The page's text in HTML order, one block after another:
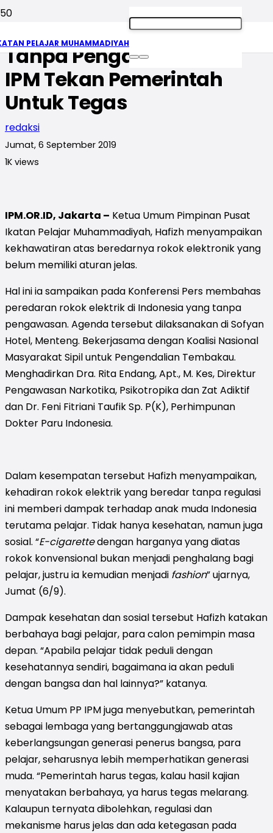
PELAJAR MUHAMMADIYAH
Rokok Elektrik Beredar
Tanpa Pengawasan, PP
IPM Tekan Pemerintah
Untuk Tegas
redaksi
Jumat, 6 September 2019
1K views
IPM.OR.ID, Jakarta – Ketua Umum Pimpinan Pusat
Ikatan Pelajar Muhammadiyah, Hafizh menyampaikan
kekhawatiran atas beredarnya rokok elektronik yang
belum memiliki aturan jelas.
Hal ini ia sampaikan pada Konferensi Pers membahas
peredaran rokok elektrik di Indonesia yang tanpa
pengawasan. Agenda tersebut dilaksanakan di Sofyan
Hotel, Menteng. Bekerjasama dengan Koalisi Nasional
Masyarakat Sipil untuk Pengendalian Tembakau.
Menghadirkan Dra. Rita Endang, Apt., M. Kes, Direktur
Pengawasan Narkotika, Psikotropika dan Zat Adiktif
dan Dr. Feni Fitriani Taufik Sp. P(K), Perhimpunan
Dokter Paru Indonesia.
Dalam kesempatan tersebut Hafizh menyampaikan,
kehadiran rokok elektrik yang beredar tanpa regulasi
ini memberi dampak terhadap anak muda Indonesia
terutama pelajar. Tidak hanya kesehatan, namun juga
sosial. “E-cigarettedengan harganya yang diatas
rokok konvensional bukan menjadi penghalang bagi
pelajar, justru ia kemudian menjadi fashion” ujarnya,
Jumat (6/9).
Dampak kesehatan dan sosial tersebut Hafizh katakan
berbahaya bagi pelajar, para calon pemimpin masa
depan. “Apabila pelajar tidak peduli dengan
kesehatannya sendiri, bagaimana ia akan peduli
dengan bangsa dan hal lainnya?” katanya.
Ketua Umum PP IPM juga menyebutkan, pemerintah
sebagai lembaga yang bertanggungjawab atas
keberlangsungan generasi penerus bangsa, para
pelajar, seharusnya lebih memperhatikan generasi
muda. “Pemerintah harus tegas, kalau hasil kajian
menyatakan berbahaya, ya harus tegas melarang.
Kalaupun ternyata dibolehkan, regulasi dan
mekanisme harus jelas dan ada ketegasan pada